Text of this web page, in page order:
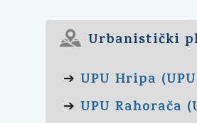
Urbanistički
➔ UPU Hripa
➔ UPU Rahorača